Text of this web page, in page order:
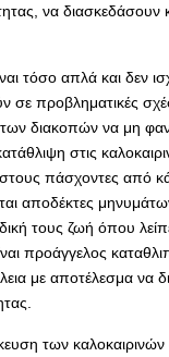
να διασκεδάσουν
τόσο απλά και δεν
προβληματικές
διακοπών να μη
στις
πάσχοντες από
αποδέκτες
τους ζωή όπου
προάγγελος
με αποτέλεσμα να
των